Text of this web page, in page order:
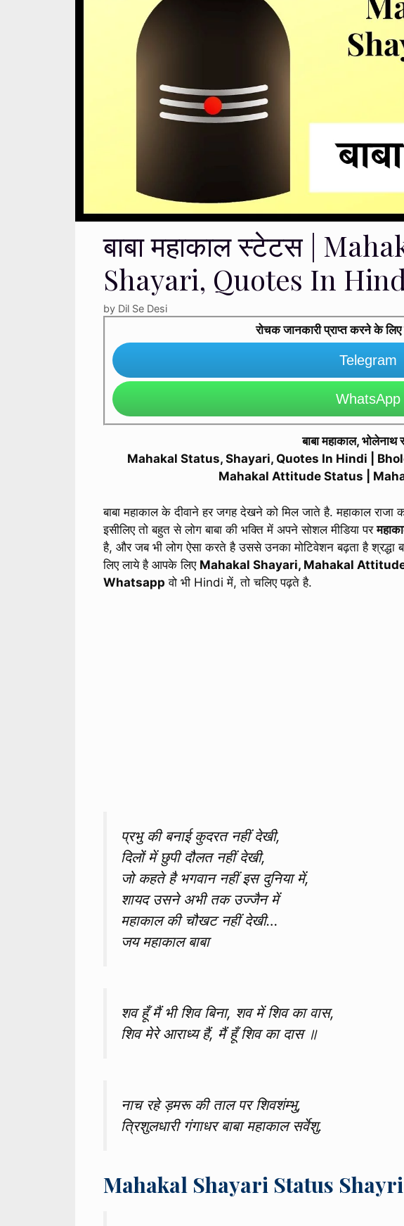
बाबा महाकाल स्टेटस |
Shayari, Quotes In
by Dil Se Desi
रोचक जानकारी प्राप्त करने के
Telegram
WhatsApp
बाबा महाकाल, भोलेनाथ
Mahakal Status, Shayari, Quotes In Hindi |
Mahakal Attitude Status |
बाबा महाकाल के दीवाने हर जगह देखने को मिल जाते है. महाकाल राजा
इसीलिए तो बहुत से लोग बाबा की भक्ति में अपने सोशल मीडिया पर
है, और जब भी लोग ऐसा करते है उससे उनका मोटिवेशन बढ़ता है श्रद्धा
लिए लाये है आपके लिए Mahakal Shayari, Mahakal
Whatsapp वो भी Hindi में, तो चलिए पढ़ते है.
प्रभु की बनाई कुदरत नहीं देखी,
दिलों में छुपी दौलत नहीं देखी,
जो कहते है भगवान नहीं इस दुनिया में,
शायद उसने अभी तक उज्जैन में
महाकाल की चौखट नहीं देखी…
जय महाकाल बाबा
शव हूँ मैं भी शिव बिना, शव में शिव का वास,
शिव मेरे आराध्य हैं, मैं हूँ शिव का दास ॥
नाच रहे ड़मरू की ताल पर शिवशंम्भु,
त्रिशुलधारी गंगाधर बाबा महाकाल सर्वेशु.
Mahakal Shayari Status Shayri